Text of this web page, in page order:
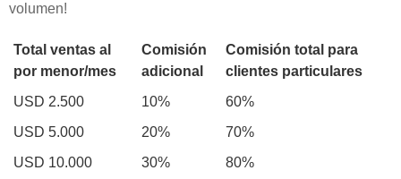
volumen!
Total ventas al
por menor/mes
Comisión
adicional
Comisión total para
clientes particulares
USD 2.500
10%
60%
USD 5.000
20%
70%
USD 10.000
30%
80%